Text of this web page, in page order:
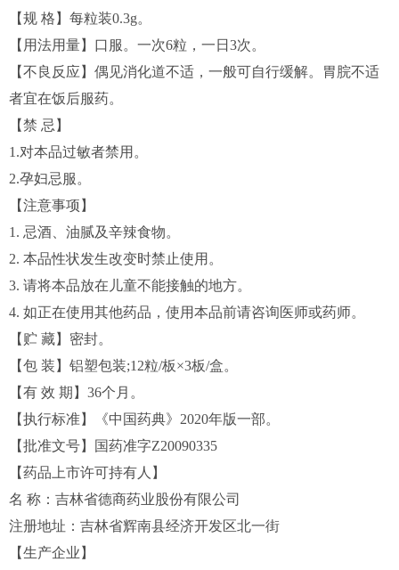
【规 格】每粒装0.3g。
【用法用量】口服。一次6粒，一日3次。
【不良反应】偶见消化道不适，一般可自行缓解。胃脘不适
者宜在饭后服药。
【禁 忌】
1.对本品过敏者禁用。
2.孕妇忌服。
【注意事项】
1. 忌酒、油腻及辛辣食物。
2. 本品性状发生改变时禁止使用。
3. 请将本品放在儿童不能接触的地方。
4. 如正在使用其他药品，使用本品前请咨询医师或药师。
【贮 藏】密封。
【包 装】铝塑包装;12粒/板×3板/盒。
【有 效 期】36个月。
【执行标准】《中国药典》2020年版一部。
【批准文号】国药准字Z20090335
【药品上市许可持有人】
名 称：吉林省德商药业股份有限公司
注册地址：吉林省辉南县经济开发区北一街
【生产企业】